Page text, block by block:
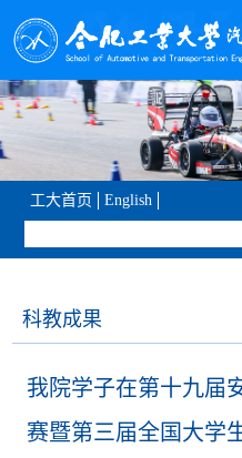
工大首页 English
科教成果
我院学子在第十九届
赛暨第三届全国大学